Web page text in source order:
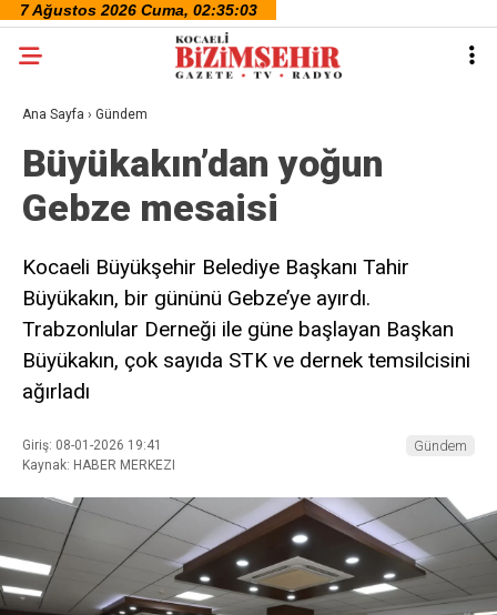
Ana Sayfa › Gündem
Büyükakın’dan yoğun
Gebze mesaisi
Kocaeli Büyükşehir Belediye Başkanı Tahir
Büyükakın, bir gününü Gebze’ye ayırdı.
Trabzonlular Derneği ile güne başlayan Başkan
Büyükakın, çok sayıda STK ve dernek temsilcisini
ağırladı
Giriş: 08-01-2026 19:41
Kaynak: HABER MERKEZI
Gündem